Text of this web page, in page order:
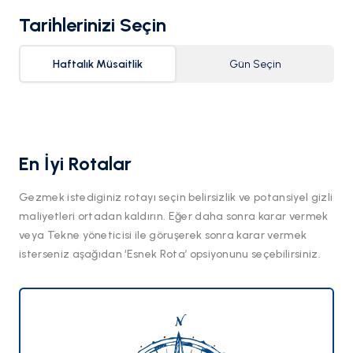
Tarihlerinizi Seçin
Haftalık Müsaitlik Gün Seçin
En İyi Rotalar
Gezmek istediginiz rotayı seçin belirsizlik ve potansiyel gizli
maliyetleri ortadan kaldırın. Eğer daha sonra karar vermek
veya Tekne yöneticisi ile göruşerek sonra karar vermek
isterseniz aşağıdan ‘Esnek Rota’ opsiyonunu seçebilirsiniz.